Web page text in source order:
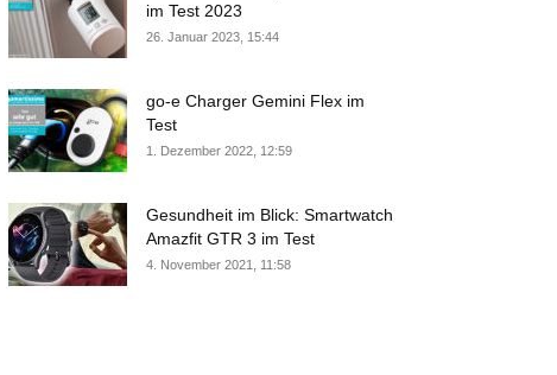
im Test 2023
26. Januar 2023, 15:44
go-e Charger Gemini Flex im
Test
1. Dezember 2022, 12:59
Gesundheit im Blick: Smartwatch
Amazfit GTR 3 im Test
4. November 2021, 11:58